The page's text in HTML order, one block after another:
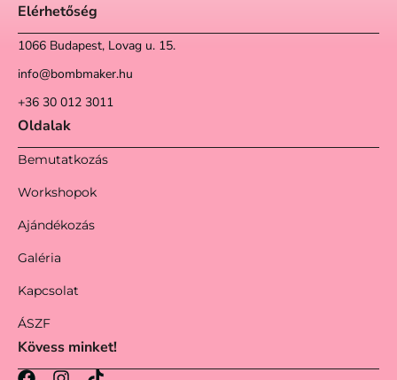
Elérhetőség
1066 Budapest, Lovag u. 15.
info@bombmaker.hu
+36 30 012 3011
Oldalak
Bemutatkozás
Workshopok
Ajándékozás
Galéria
Kapcsolat
ÁSZF
Kövess minket!